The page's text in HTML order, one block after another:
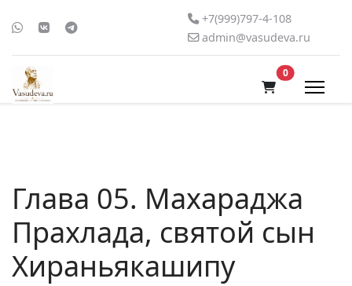
+7(999)797-4-108
admin@vasudeva.ru
0В корзину
Глава 05. Махараджа
Прахлада, святой сын
Хираньякашипу